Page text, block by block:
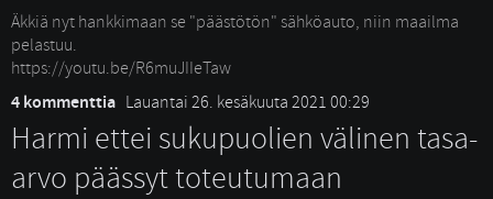
Äkkiä nyt hankkimaan se "päästötön" sähköauto, niin maailma
pelastuu.
https://youtu.be/R6muJIIeTaw
4 kommenttia Lauantai 26. kesäkuuta 2021 00:29
Harmi ettei sukupuolien välinen tasa-
arvo päässyt toteutumaan